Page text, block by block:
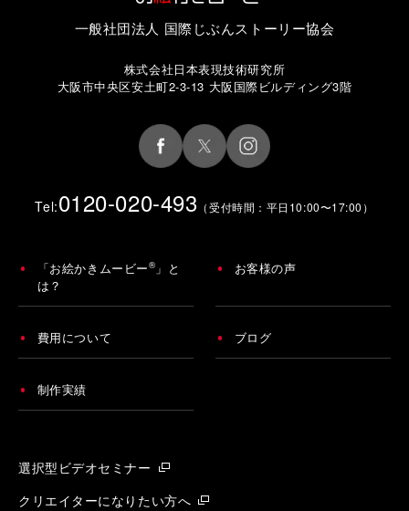
一般社団法人 国際じぶんストーリー協会
株式会社日本表現技術研究所
大阪市中央区安土町2-3-13 大阪国際ビルディング3階
Tel:0120-020-493 （受付時間：平日10:00〜17:00）
「お絵かきムービー® 」と
は？
お客様の声
費用について ブログ
制作実績
選択型ビデオセミナー
クリエイターになりたい方へ